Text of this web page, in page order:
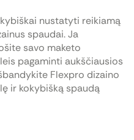
nustatyti reikiamą
spaudai. Ja
savo maketo
pagaminti aukščiausios
Flexpro dizaino
ir kokybišką spaudą